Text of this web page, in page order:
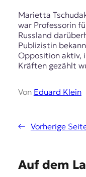
Marietta
war Professorin
Russland
Publizistin
Opposition aktiv,
Kräften gezählt
Von Eduard Klein
← Vorherige
Auf dem